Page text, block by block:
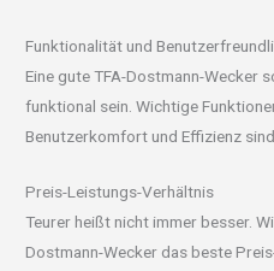
Funktionalität und
Eine gute TFA-Dostmann-Wecker
funktional sein. Wichtige
Benutzerkomfort und Effizienz
Preis-Leistungs-Verhältnis
Teurer heißt nicht immer besser.
Dostmann-Wecker das beste